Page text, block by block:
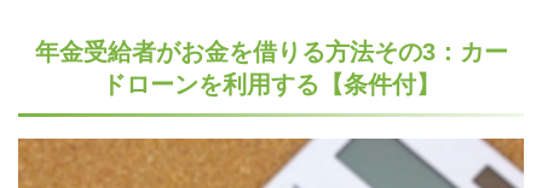
年金受給者がお金を借りる方法その3：カー
ドローンを利用する【条件付】